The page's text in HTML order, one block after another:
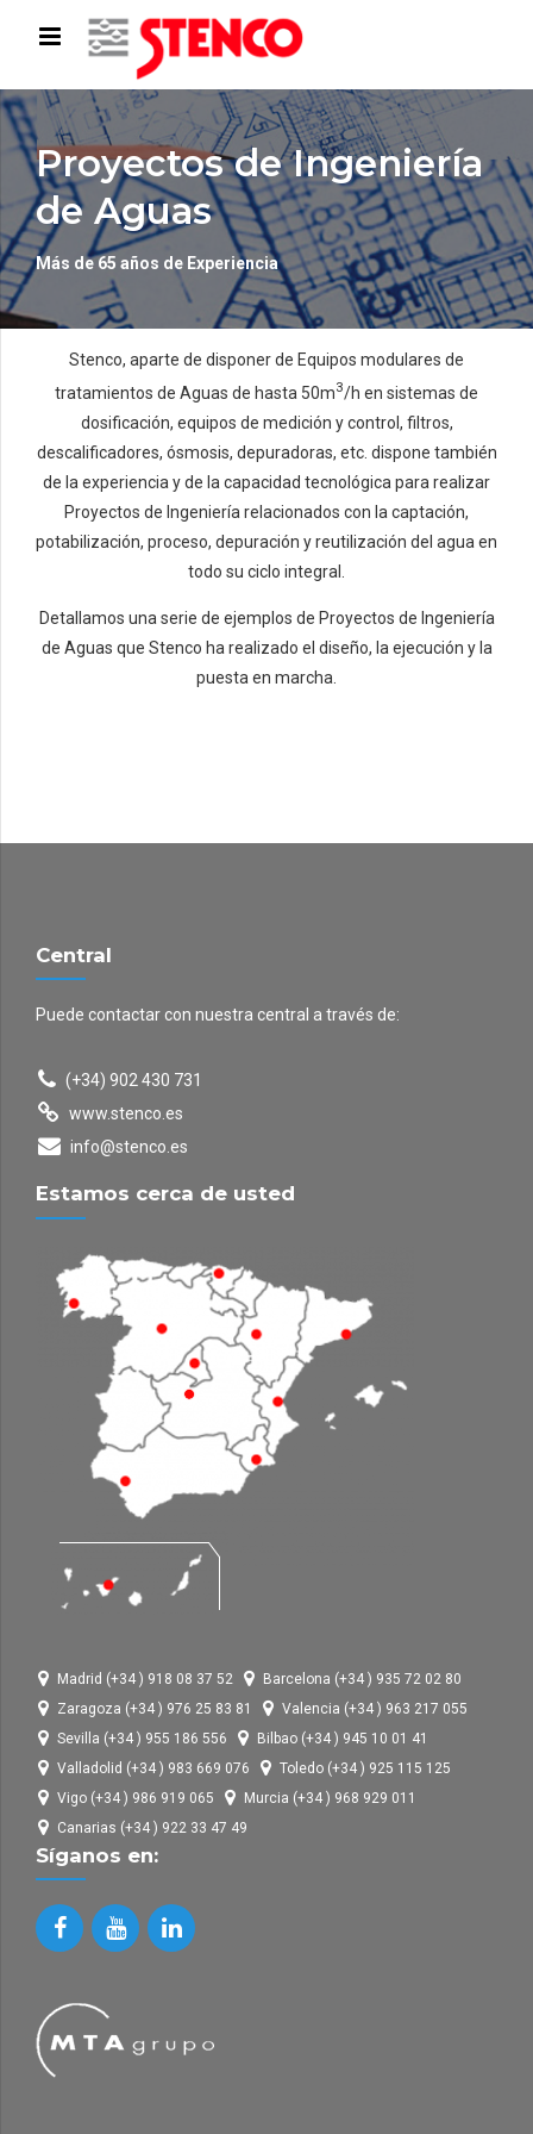
Proyectos de Ingeniería
de Aguas
Más de 65 años de Experiencia
Stenco, aparte de disponer de Equipos modulares de
tratamientos de Aguas de hasta 50m3/h en sistemas de
dosificación, equipos de medición y control, filtros,
descalificadores, ósmosis, depuradoras, etc. dispone también
de la experiencia y de la capacidad tecnológica para realizar
Proyectos de Ingeniería relacionados con la captación,
potabilización, proceso, depuración y reutilización del agua en
todo su ciclo integral.
Detallamos una serie de ejemplos de Proyectos de Ingeniería
de Aguas que Stenco ha realizado el diseño, la ejecución y la
puesta en marcha.
Central
Puede contactar con nuestra central a través de:
(+34) 902 430 731
www.stenco.es
info@stenco.es
Estamos cerca de usted
Madrid (+34 ) 918 08 37 52
Barcelona (+34 ) 935 72 02 80
Zaragoza (+34 ) 976 25 83 81
Valencia (+34 ) 963 217 055
Sevilla (+34 ) 955 186 556
Bilbao (+34 ) 945 10 01 41
Valladolid (+34 ) 983 669 076
Toledo (+34 ) 925 115 125
Vigo (+34 ) 986 919 065
Murcia (+34 ) 968 929 011
Canarias (+34 ) 922 33 47 49
Síganos en: